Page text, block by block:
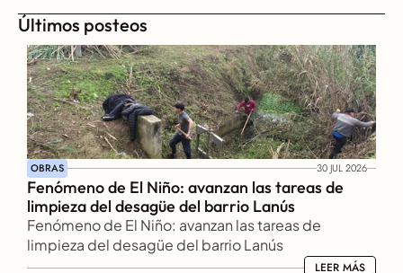
Últimos posteos
OBRAS 30 JUL 2026
Fenómeno de El Niño: avanzan las tareas de
limpieza del desagüe del barrio Lanús
Fenómeno de El Niño: avanzan las tareas de
limpieza del desagüe del barrio Lanús
LEER MÁS
LEER MÁS